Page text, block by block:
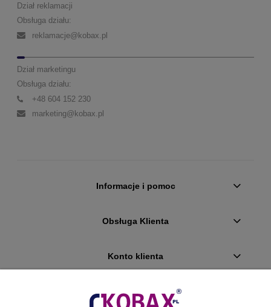
Dział reklamacji
Obsługa działu:
reklamacje@kobax.pl
Dział marketingu
Obsługa działu:
+48 604 152 230
marketing@kobax.pl
Informacje i pomoc
Obsługa Klienta
Konto klienta
Płatności i dostawa